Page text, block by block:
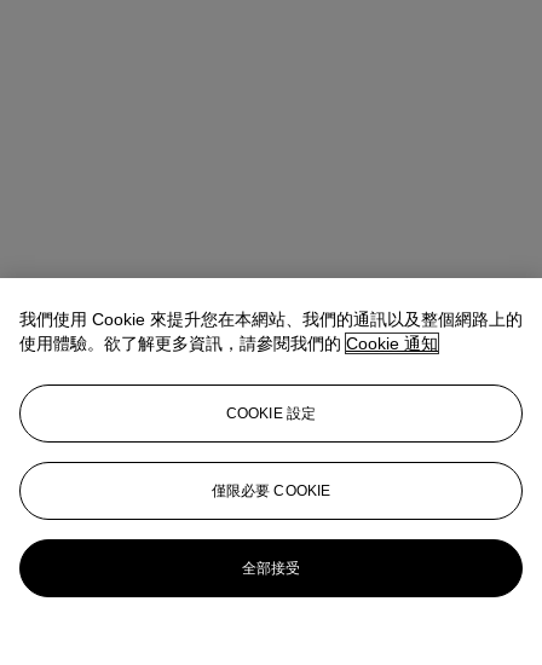
我們使用 Cookie 來提升您在本網站、我們的通訊以及整個網路上的
使用體驗。欲了解更多資訊，請參閱我們的 Cookie 通知
COOKIE 設定
僅限必要 COOKIE
全部接受